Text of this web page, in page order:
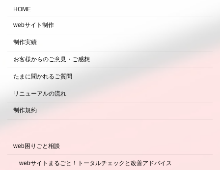
HOME
webサイト制作
制作実績
お客様からのご意見・ご感想
たまに聞かれるご質問
リニューアルの流れ
制作規約
web困りごと相談
webサイトまるごと！トータルチェックと改善アドバイス